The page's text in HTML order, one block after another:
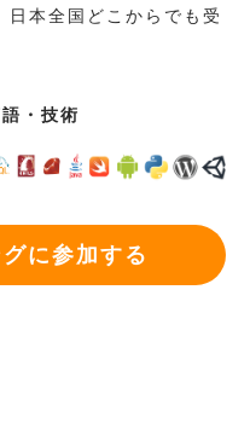
日本全国どこからでも受
・技術
に参加する